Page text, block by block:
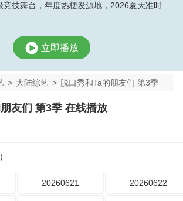
竞技舞台，年度热梗发源地，2026夏天准时
立即播放
> 大陆综艺 > 脱口秀和Ta的朋友们 第3季
友们 第3季 在线播放
20260621 20260622